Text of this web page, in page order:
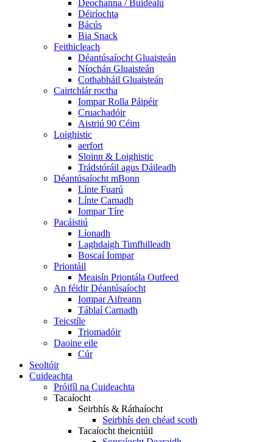
Deochanna / Buidéalú
Déiríochta
Bácús
Bia Snack
Feithicleach
Déantúsaíocht Gluaisteán
Níochán Gluaisteán
Cothabháil Gluaisteán
Cairtchlár roctha
Iompar Rolla Páipéir
Cruachadóir
Aistriú 90 Céim
Loighistic
aerfort
Sloinn & Loighistic
Trádstóráil agus Dáileadh
Déantúsaíocht mBonn
Línte Fuarú
Línte Carnadh
Iompar Tíre
Pacáistiú
Líonadh
Laghdaigh Timfhilleadh
Boscaí Iompar
Priontáil
Meaisín Priontála Outfeed
An féidir Déantúsaíocht
Iompar Aifreann
Táblaí Carnadh
Teicstíle
Triomadóir
Daoine eile
Cúr
Seoltóir
Cuideachta
Próifíl na Cuideachta
Tacaíocht
Seirbhís & Ráthaíocht
Seirbhís den chéad scoth
Tacaíocht theicniúil